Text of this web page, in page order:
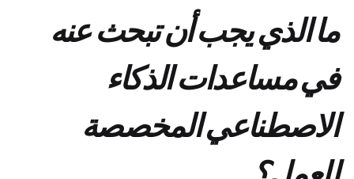
ما الذي يجب أن تبحث عنه
في مساعدات الذكاء
الاصطناعي المخصصة